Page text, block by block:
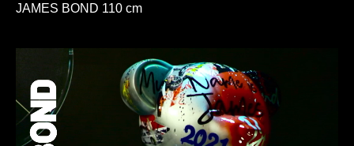
JAMES BOND 110 cm